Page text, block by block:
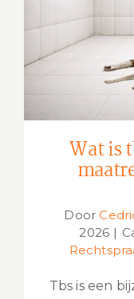
Wat is
Wat is
Door
2026 |
Tbs is een